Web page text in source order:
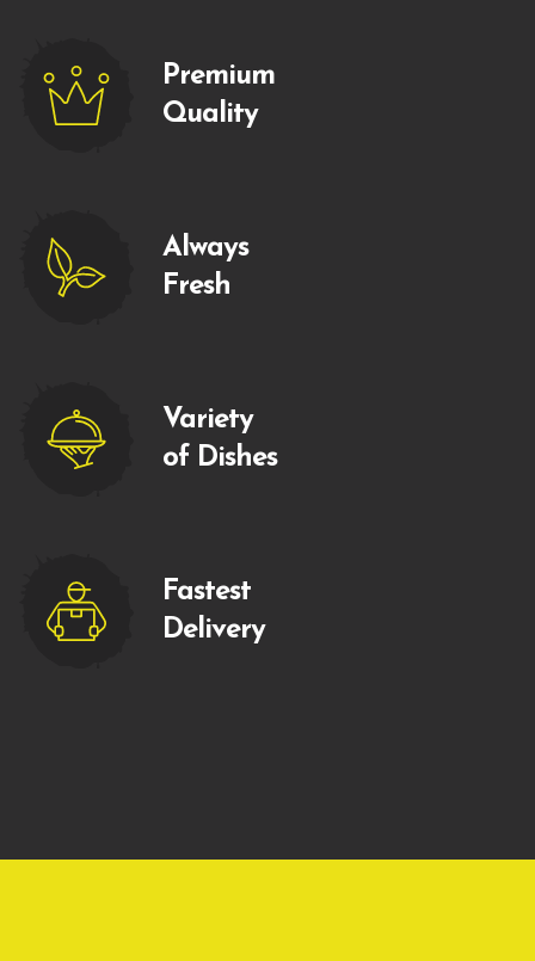
Premium
Quality
Always
Fresh
Variety
of Dishes
Fastest
Delivery